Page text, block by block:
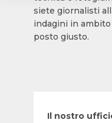
siete giornalisti
indagini in
posto giusto.
Il nostro